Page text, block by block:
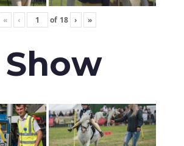
« ‹ of 18 › »
Show